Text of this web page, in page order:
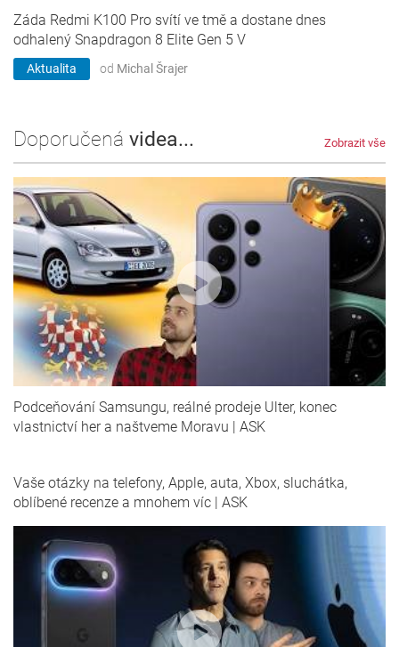
Záda Redmi K100 Pro svítí ve tmě a dostane dnes
odhalený Snapdragon 8 Elite Gen 5 V
Aktualita od Michal Šrajer
Doporučená videa... Zobrazit vše
Podceňování Samsungu, reálné prodeje Ulter, konec
vlastnictví her a naštveme Moravu | ASK
Vaše otázky na telefony, Apple, auta, Xbox, sluchátka,
oblíbené recenze a mnohem víc | ASK